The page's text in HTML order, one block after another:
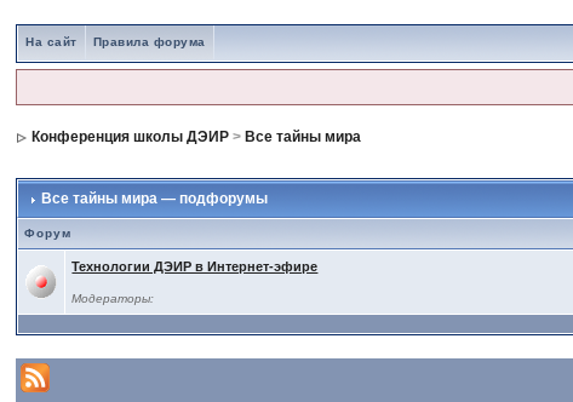
На сайт Правила форума
Конференция школы ДЭИР > Все тайны мира
Все тайны мира — подфорумы
Форум
Технологии ДЭИР в Интернет-эфире
Модераторы: